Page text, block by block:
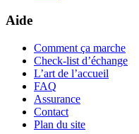
Aide
Comment ça marche
Check-list d’échange
L’art de l’accueil
FAQ
Assurance
Contact
Plan du site